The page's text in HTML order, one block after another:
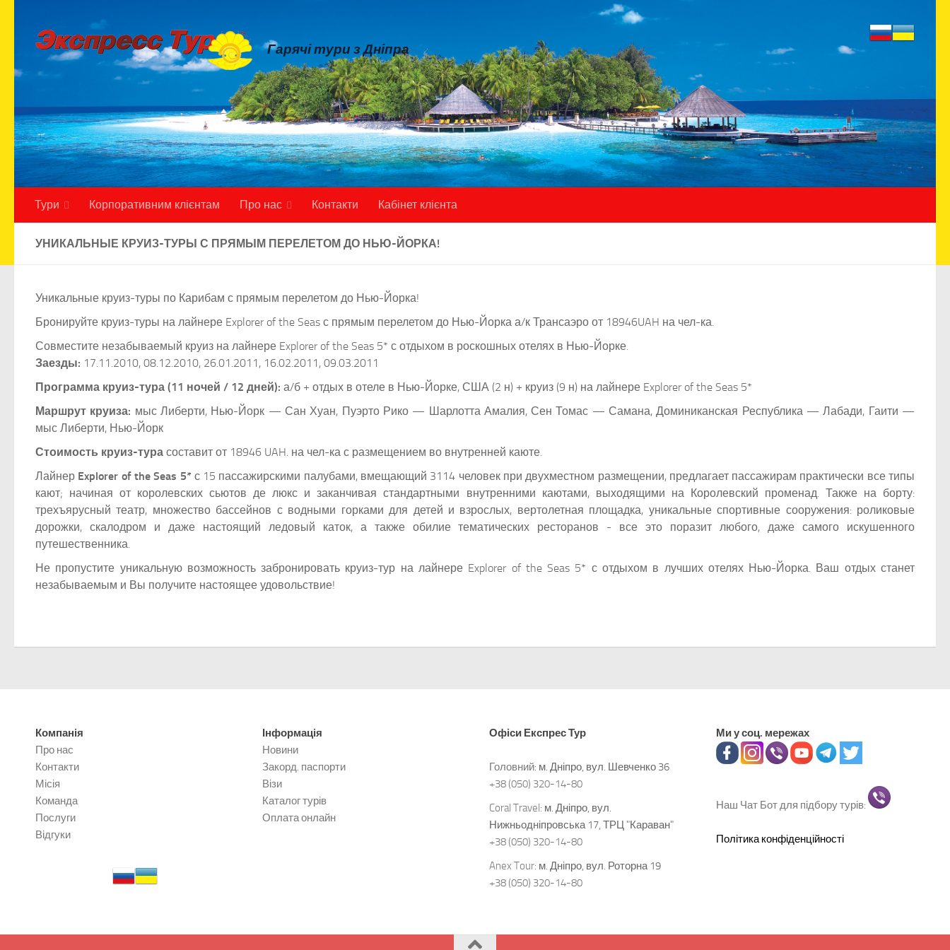
Skip to content
Гарячі тури з Дніпра
Тури Корпоративним клієнтам Про нас Контакти Кабінет клієнта
УНИКАЛЬНЫЕ КРУИЗ-ТУРЫ С ПРЯМЫМ ПЕРЕЛЕТОМ ДО НЬЮ-ЙОРКА!
Уникальные круиз-туры по Карибам с прямым перелетом до Нью-Йорка!
Бронируйте круиз-туры на лайнере Explorer of the Seas с прямым перелетом до Нью-Йорка а/к Трансаэро от 18946UAH на чел-ка.
Совместите незабываемый круиз на лайнере Explorer of the Seas 5* с отдыхом в роскошных отелях в Нью-Йорке.
Заезды: 17.11.2010, 08.12.2010, 26.01.2011, 16.02.2011, 09.03.2011
Программа круиз-тура (11 ночей / 12 дней): а/б + отдых в отеле в Нью-Йорке, США (2 н) + круиз (9 н) на лайнере Explorer of the Seas 5*
Маршрут круиза: мыс Либерти, Нью-Йорк — Сан Хуан, Пуэрто Рико — Шарлотта Амалия, Сен Томас — Самана, Доминиканская Республика — Лабади, Гаити —
мыс Либерти, Нью-Йорк
Стоимость круиз-тура составит от 18946 UAH. на чел-ка с размещением во внутренней каюте.
Лайнер Explorer of the Seas 5* с 15 пассажирскими палубами, вмещающий 3114 человек при двухместном размещении, предлагает пассажирам практически все типы
кают; начиная от королевских сьютов де люкс и заканчивая стандартными внутренними каютами, выходящими на Королевский променад. Также на борту:
трехъярусный театр, множество бассейнов с водными горками для детей и взрослых, вертолетная площадка, уникальные спортивные сооружения: роликовые
дорожки, скалодром и даже настоящий ледовый каток, а также обилие тематических ресторанов - все это поразит любого, даже самого искушенного
путешественника.
Не пропустите уникальную возможность забронировать круиз-тур на лайнере Explorer of the Seas 5* с отдыхом в лучших отелях Нью-Йорка. Ваш отдых станет
незабываемым и Вы получите настоящее удовольствие!
Компанія
Про нас
Контакти
Місія
Команда
Послуги
Відгуки
Інформація
Новини
Закорд. паспорти
Візи
Каталог турів
Оплата онлайн
Офіси Експрес Тур
Головний: м. Дніпро, вул. Шевченко 36
+38 (050) 320-14-80
Coral Travel: м. Дніпро, вул.
Нижньодніпровська 17, ТРЦ "Караван"
+38 (050) 320-14-80
Anex Tour: м. Дніпро, вул. Роторна 19
+38 (050) 320-14-80
Ми у соц. мережах
Наш Чат Бот для підбору турів:
Політика конфіденційності